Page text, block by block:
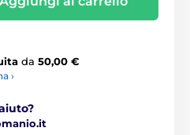
da 50,00 €
›